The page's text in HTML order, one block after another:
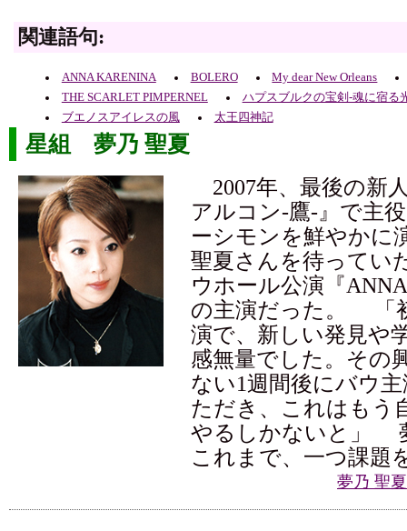
関連語句:
ANNA KARENINA BOLERO
My dear New Orleans
THE SCARLET PIMPERNEL
ハプスブルクの宝剣-魂に宿る
ブエノスアイレスの風
太王四神記
星組 夢乃 聖夏
2007年、最後の新
アルコン-鷹-』で主
ーシモンを鮮やかに
聖夏さんを待ってい
ウホール公演『
の主演だった。 「
演で、新しい発見や
感無量でした。その
ない1週間後にバウ
ただき、これはもう
やるしかないと」
これまで、一つ課題
夢乃 聖